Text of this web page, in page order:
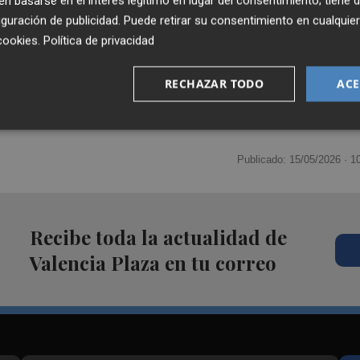
Publicado: 15/05/2026 ·
Recibe toda la actualidad de
Valencia Plaza en tu correo
de publicidad. Puede retirar su consentimiento en
. Política de privacidad
RECHAZAR TODO